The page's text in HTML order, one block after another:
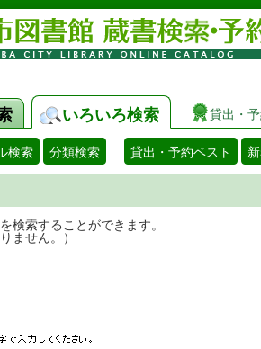
いろいろ検索 貸出・
検索 分類検索 貸出・予約ベスト
蔵書を検索することがで
ません。）